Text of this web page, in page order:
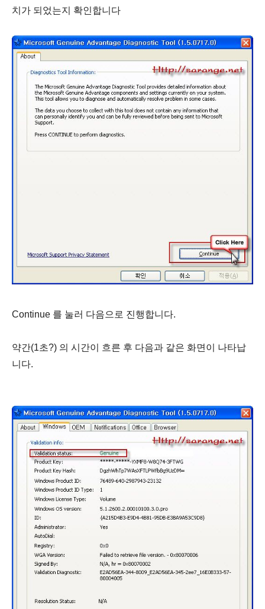
치가 되었는지 확인합니다
Continue 를 눌러 다음으로 진행합니다.
약간(1초?) 의 시간이 흐른 후 다음과 같은 화면이 나타납
니다.